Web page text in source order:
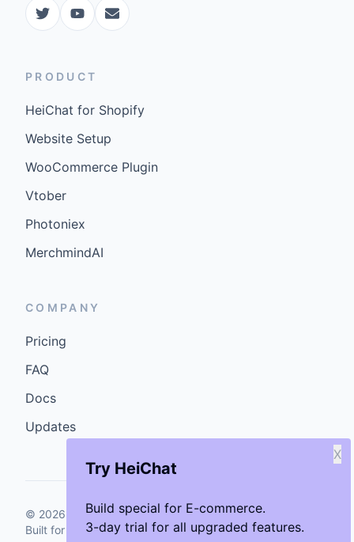
Try HeiChat
Build special for E-commerce.
3-day trial for all upgraded features.
X
PRODUCT
HeiChat for Shopify
Website Setup
WooCommerce Plugin
Vtober
Photoniex
MerchmindAI
COMPANY
Pricing
FAQ
Docs
Updates
© 2026 GenCybers Inc. All rights reserved.
Built for storefronts that want faster answers and cleaner